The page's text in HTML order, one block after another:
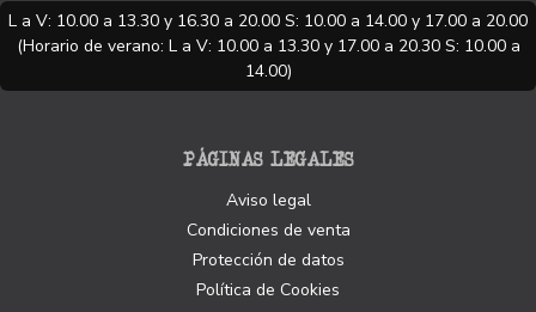
L a V: 10.00 a 13.30 y 16.30 a 20.00 S: 10.00 a 14.00 y 17.00 a 20.00
(Horario de verano: L a V: 10.00 a 13.30 y 17.00 a 20.30 S: 10.00 a
14.00)
PÁGINAS LEGALES
Aviso legal
Condiciones de venta
Protección de datos
Política de Cookies